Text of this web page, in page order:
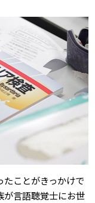
ことがきっかけで
が言語聴覚士にお世